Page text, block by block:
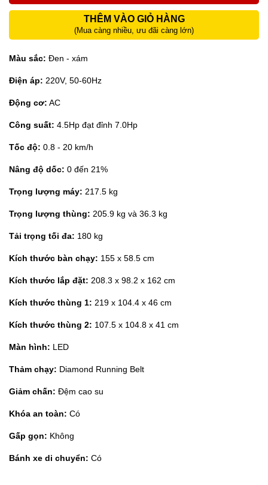
THÊM VÀO GIỎ HÀNG
(Mua càng nhiều, ưu đãi càng lớn)
Màu sắc: Đen - xám
Điện áp: 220V, 50-60Hz
Động cơ: AC
Công suất: 4.5Hp đạt đỉnh 7.0Hp
Tốc độ: 0.8 - 20 km/h
Nâng độ dốc: 0 đến 21%
Trọng lượng máy: 217.5 kg
Trọng lượng thùng: 205.9 kg và 36.3 kg
Tải trọng tối đa: 180 kg
Kích thước bàn chạy: 155 x 58.5 cm
Kích thước lắp đặt: 208.3 x 98.2 x 162 cm
Kích thước thùng 1: 219 x 104.4 x 46 cm
Kích thước thùng 2: 107.5 x 104.8 x 41 cm
Màn hình: LED
Thảm chạy: Diamond Running Belt
Giảm chấn: Đệm cao su
Khóa an toàn: Có
Gấp gọn: Không
Bánh xe di chuyển: Có